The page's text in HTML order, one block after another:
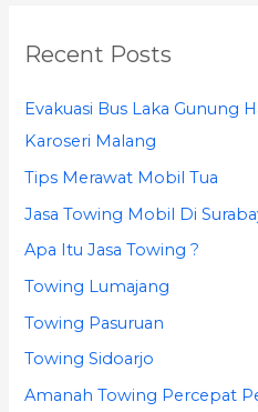
c
r
:
Recent Posts
Evakuasi Bus Laka Gunung
Karoseri Malang
Tips Merawat Mobil Tua
Jasa Towing Mobil Di
Apa Itu Jasa Towing ?
Towing Lumajang
Towing Pasuruan
Towing Sidoarjo
Amanah Towing Percepat